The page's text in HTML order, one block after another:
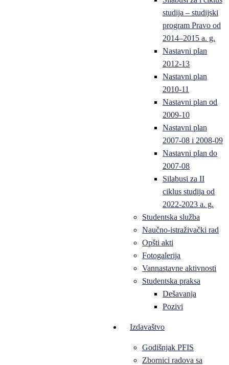
studija – studijski
program Pravo od
2014–2015 a. g.
Nastavni plan
2012-13
Nastavni plan
2010-11
Nastavni plan od
2009-10
Nastavni plan
2007-08 i 2008-09
Nastavni plan do
2007-08
Silabusi za II
ciklus studija od
2022-2023 a. g.
Studentska služba
Naučno-istraživački rad
Opšti akti
Fotogalerija
Vannastavne aktivnosti
Studentska praksa
Dešavanja
Pozivi
Izdavaštvo
Godišnjak PFIS
Zbornici radova sa